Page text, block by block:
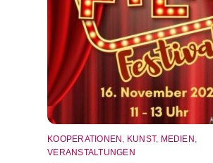
KOOPERATIONEN , KUNST, MEDIEN ,
VERANSTALTUNGEN